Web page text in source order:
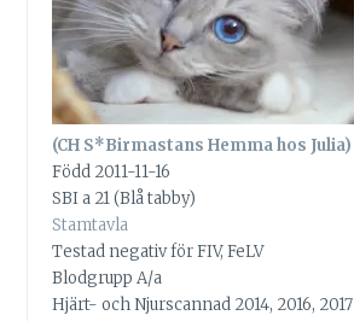
(CH S*Birmastans Hemma hos Julia)
Född 2011-11-16
SBI a 21 (Blå tabby)
Stamtavla
Testad negativ för FIV, FeLV
Blodgrupp A/a
Hjärt- och Njurscannad 2014, 2016, 2017